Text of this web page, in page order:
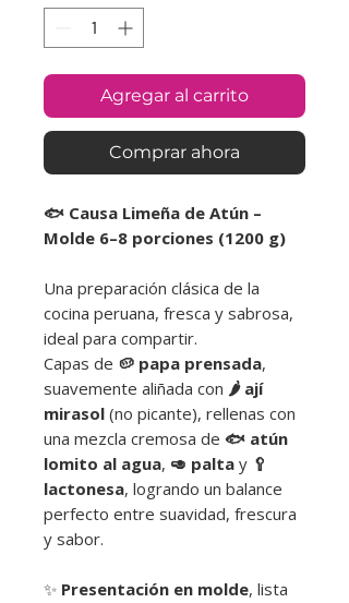
Agregar al carrito
Comprar ahora
🐟 Causa Limeña de Atún –
Molde 6–8 porciones (1200 g)
Una preparación clásica de la
cocina peruana, fresca y sabrosa,
ideal para compartir.
Capas de 🥔 papa prensada,
suavemente aliñada con 🌶️ ají
mirasol (no picante), rellenas con
una mezcla cremosa de 🐟 atún
lomito al agua, 🥑 palta y 🥄
lactonesa, logrando un balance
perfecto entre suavidad, frescura
y sabor.
✨ Presentación en molde, lista